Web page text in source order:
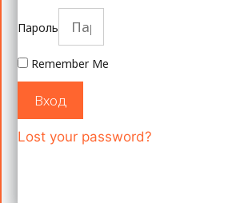
Пароль
Remember Me
Вход
Lost your password?